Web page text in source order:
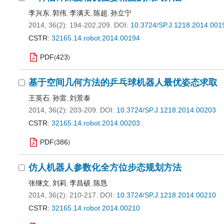
李兴东, 郭伟, 李满天, 陈超 , 孙立宁
2014, 36(2): 194-202,209.
DOI: 10.3724/
CSTR: 32165.14.robot.2014.00194
PDF(423)
基于空间几何方法的乒乓球机器人最优姿态求取
王英石, 孙雷, 刘景泰
2014, 36(2): 203-209.
DOI: 10.3724/SP.J.1218.2014.00203
CSTR: 32165.14.robot.2014.00203
PDF(386)
仿人机器人参数化全方位步态规划方法
张继文, 刘莉, 李昌硕, 陈恳
2014, 36(2): 210-217.
DOI: 10.3724/SP.J.1218.2014.00210
CSTR: 32165.14.robot.2014.00210